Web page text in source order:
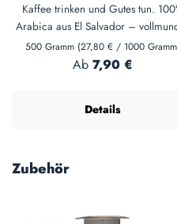
Kaffee trinken und Gutes tun.
Arabica aus El Salvador –
mit Mandel-Nuss-Aroma. 1€ pro
geht an Kindermahlzeiten in
500 Gramm (27,80 € / 1000
Regulärer Preis:
Ab 7,90 €
Details
Produktgalerie überspringen
Zubehör